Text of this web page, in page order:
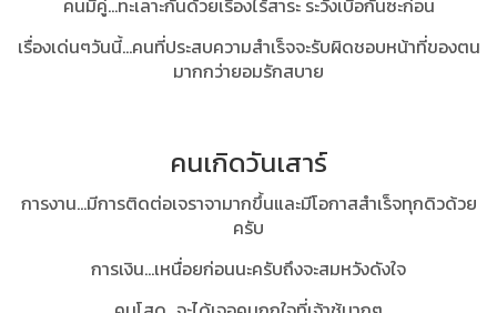
คนมีคู่...ทะเลาะกันด้วยเรื่องไร้สาระ ระวังเบื่อกันซะก่อน
เรื่องเด่นๆวันนี้...คนที่ประสบความสำเร็จจะรับผิดชอบหน้าที่ของตน
มากกว่ายอมรักสบาย
คนเกิดวันเสาร์
การงาน...มีการติดต่อเจราจามากขึ้นและมีโอกาสสำเร็จทุกดิวด้วย
ครับ
การเงิน...เหนื่อยก่อนนะครับถึงจะสมหวังดังใจ